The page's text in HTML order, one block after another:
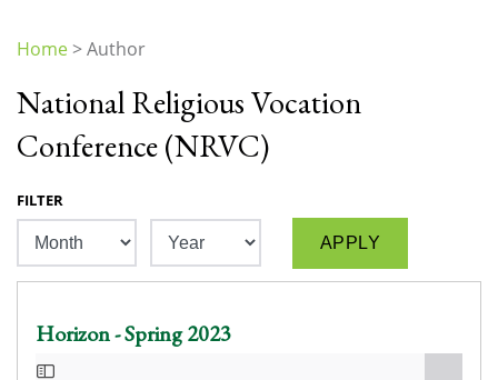
are
here
Home>Author
National Religious Vocation
Conference (NRVC)
FILTER
Horizon - Spring 2023